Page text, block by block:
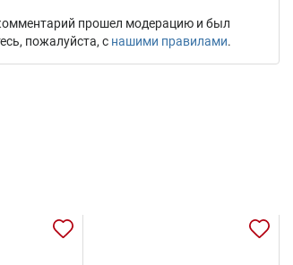
прошел модерацию и был
пожалуйста, с нашими правилами.